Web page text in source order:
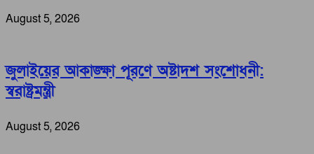
August 5, 2026
জুলাইয়ের আকাঙ্ক্ষা পূরণে অষ্টাদশ সংশোধনী:
স্বরাষ্ট্রমন্ত্রী
August 5, 2026